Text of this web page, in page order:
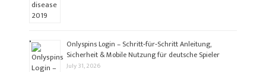
Onlyspins Login – Schritt‑für‑Schritt Anleitung,
Sicherheit & Mobile Nutzung für deutsche Spieler
July 31, 2026